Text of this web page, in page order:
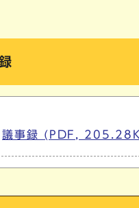
議事録 (PDF,